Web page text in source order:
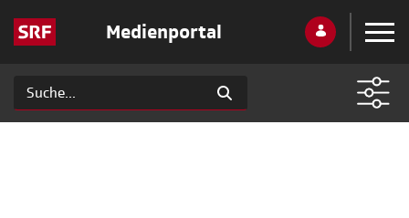
Medienportal